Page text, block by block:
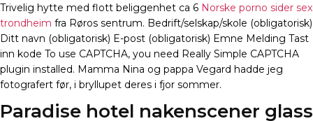
Trivelig hytte med flott beliggenhet ca 6 Norske porno sider sex
trondheim fra Røros sentrum. Bedrift/selskap/skole (obligatorisk)
Ditt navn (obligatorisk) E-post (obligatorisk) Emne Melding Tast
inn kode To use CAPTCHA, you need Really Simple CAPTCHA
plugin installed. Mamma Nina og pappa Vegard hadde jeg
fotografert før, i bryllupet deres i fjor sommer.
Paradise hotel nakenscener glass